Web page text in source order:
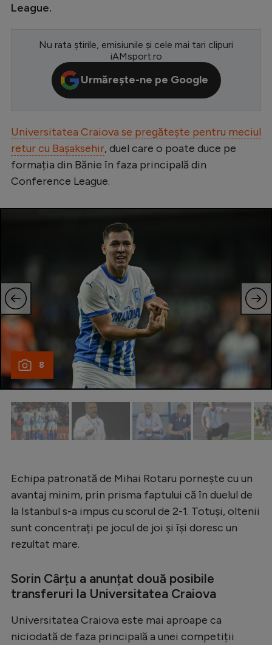
LaLiga
Serie A
Bundesliga
Campionate
Starurile fotbalului
EURO 2024
Stranieri
Clasamente
Tenis
Handbal
Natație
Formula 1
Gimnastică
Auto
Rugby
Alte sporturi
JO 2024
JO 2026
Creează cont
League.
Nu rata știrile, emisiunile și cele mai tari clipuri
iAMsport.ro
Urmărește-ne pe Google
Universitatea Craiova se pregătește pentru meciul
retur cu Bașaksehir, duel care o poate duce pe
formația din Bănie în faza principală din
Conference League.
8
Echipa patronată de Mihai Rotaru pornește cu un
avantaj minim, prin prisma faptului că în duelul de
la Istanbul s-a impus cu scorul de 2-1. Totuși, oltenii
sunt concentrați pe jocul de joi și își doresc un
rezultat mare.
Sorin Cârțu a anunțat două posibile
transferuri la Universitatea Craiova
Universitatea Craiova este mai aproape ca
niciodată de faza principală a unei competiții